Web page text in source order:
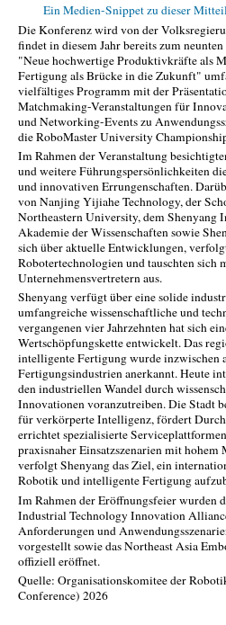
Ein Medien-Snippet zu dieser
Die Konferenz wird von der
findet in diesem Jahr bereits zum
"Neue hochwertige Produktivkräfte als
Fertigung als Brücke in die Zukunft"
vielfältiges Programm mit der
Matchmaking-Veranstaltungen für
und Networking-Events zu
die RoboMaster University
Im Rahmen der Veranstaltung
und weitere Führungspersönlichkeiten
und innovativen Errungenschaften.
von Nanjing Yijiahe Technology, der
Northeastern University, dem
Akademie der Wissenschaften sowie
sich über aktuelle Entwicklungen,
Robotertechnologien und tauschten sich
Unternehmensvertretern aus.
Shenyang verfügt über eine solide
umfangreiche wissenschaftliche und
vergangenen vier Jahrzehnten hat sich
Wertschöpfungskette entwickelt. Das
intelligente Fertigung wurde inzwischen
Fertigungsindustrien anerkannt. Heute
den industriellen Wandel durch
Innovationen voranzutreiben. Die Stadt
für verkörperte Intelligenz, fördert
errichtet spezialisierte
praxisnaher Einsatzszenarien mit
verfolgt Shenyang das Ziel, ein
Robotik und intelligente Fertigung
Im Rahmen der Eröffnungsfeier wurden
Industrial Technology Innovation
Anforderungen und
vorgestellt sowie das Northeast Asia
offiziell eröffnet.
Quelle: Organisationskomitee der
Conference) 2026